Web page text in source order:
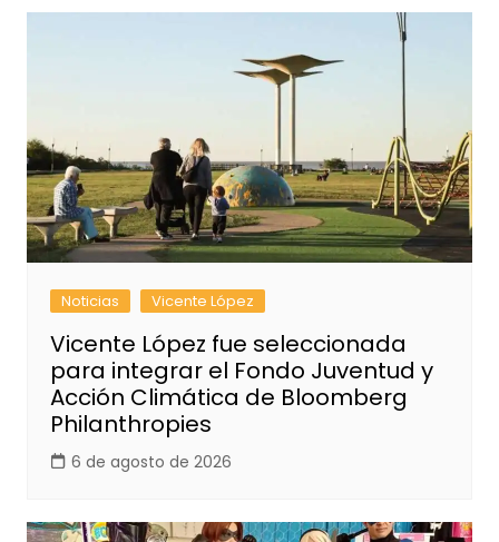
Noticias Vicente López
Vicente López fue seleccionada
para integrar el Fondo Juventud y
Acción Climática de Bloomberg
Philanthropies
6 de agosto de 2026